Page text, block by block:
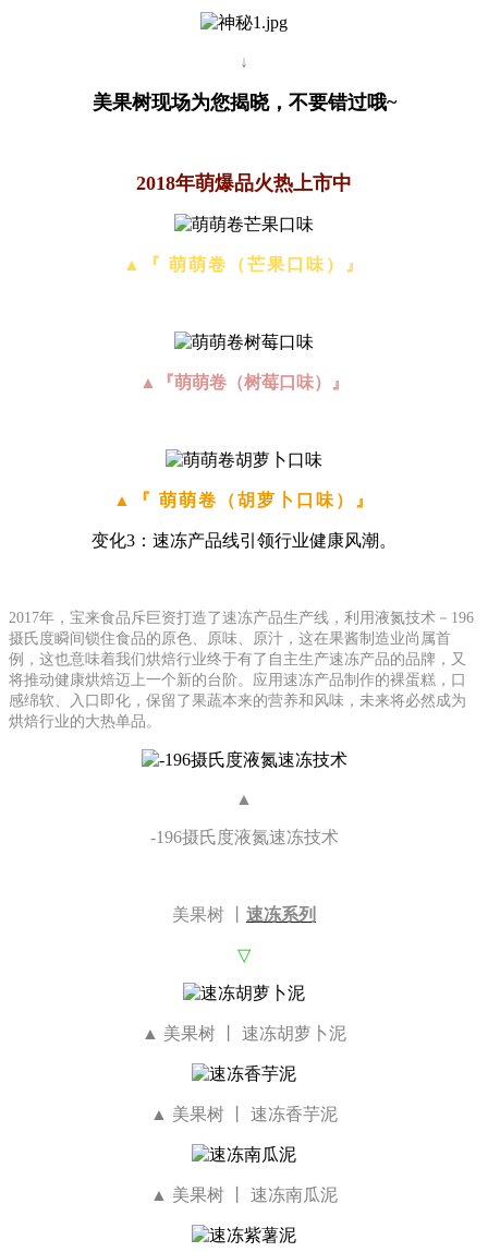
↓
美果树现场为您揭晓，不要错过哦~
2018年萌爆品火热上市中
▲ 『 萌萌卷 （芒果口味 ） 』
▲『萌萌卷（树莓口味）』
▲ 『 萌萌卷（胡萝卜口味）』
变化3：速冻产品线引领行业健康风潮。
2017年，宝来食品斥巨资打造了速冻产品生产线，利用液氮技术－196
摄氏度瞬间锁住食品的原色、原味、原汁，这在果酱制造业尚属首
例，这也意味着我们烘焙行业终于有了自主生产速冻产品的品牌，又
将推动健康烘焙迈上一个新的台阶。应用速冻产品制作的裸蛋糕，口
感绵软、入口即化，保留了果蔬本来的营养和风味，未来将必然成为
烘焙行业的大热单品。
▲
-196摄氏度液氮速冻技术
美果树 丨 速冻系列
▽
▲ 美果树 丨 速冻胡萝卜泥
▲ 美果树 丨 速冻香芋泥
▲ 美果树 丨 速冻南瓜泥